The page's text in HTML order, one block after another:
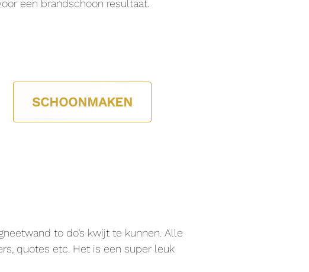
een brandschoon resultaat.
SCHOONMAKEN
to do’s kwijt te kunnen. Alle
quotes etc. Het is een super leuk